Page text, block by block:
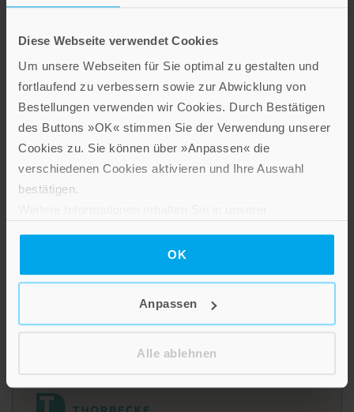
Diese Webseite verwendet Cookies
Um unsere Webseiten für Sie optimal zu gestalten und
fortlaufend zu verbessern sowie zur Abwicklung von
Bestellungen verwenden wir Cookies. Durch Bestätigen
des Buttons »OK« stimmen Sie der Verwendung unserer
Cookies zu. Sie können über »Anpassen« die
verschiedenen Cookies aktivieren und Ihre Auswahl
bestätigen.
OK
Anpassen
Alle ablehnen